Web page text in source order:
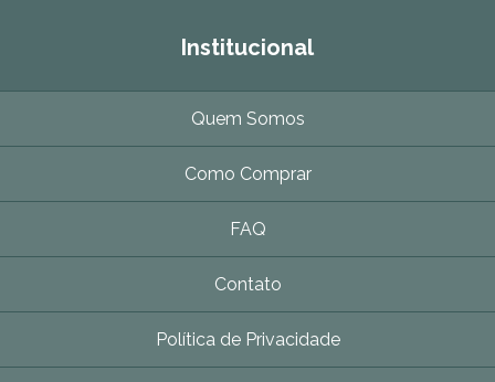
Institucional
Quem Somos
Como Comprar
FAQ
Contato
Política de Privacidade